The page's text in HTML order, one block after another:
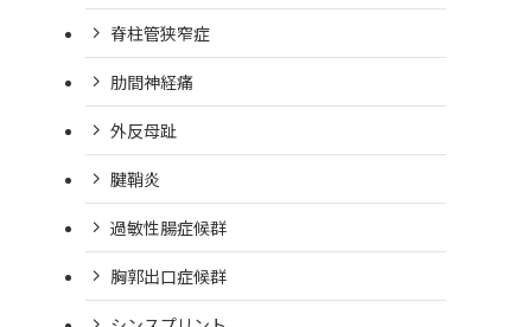
脊柱管狭窄症
肋間神経痛
外反母趾
腱鞘炎
過敏性腸症候群
胸郭出口症候群